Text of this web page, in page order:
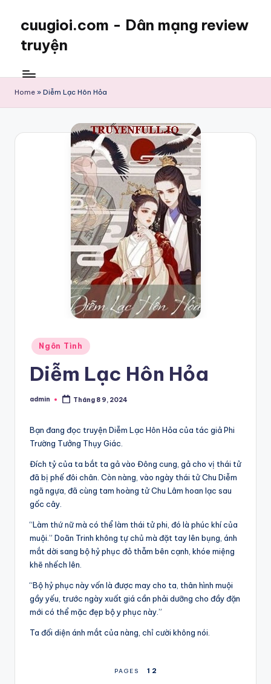
cuugioi.com - Dân mạng review
truyện
Home » Diễm Lạc Hôn Hỏa
Posted
in
Ngôn Tình
Diễm Lạc Hôn Hỏa
Posted
admin Tháng 8 9, 2024
Bạn đang đọc truyện Diễm Lạc Hôn Hỏa của tác giả Phi
Trường Tưởng Thụy Giác.
Đích tỷ của ta bắt ta gả vào Đông cung, gả cho vị thái tử
đã bị phế đôi chân. Còn nàng, vào ngày thái tử Chu Diễm
ngã ngựa, đã cùng tam hoàng tử Chu Lâm hoan lạc sau
gốc cây.
“Làm thứ nữ mà có thể làm thái tử phi, đó là phúc khí của
muội.” Doãn Trinh không tự chủ mà đặt tay lên bụng, ánh
mắt dời sang bộ hỷ phục đỏ thẫm bên cạnh, khóe miệng
khẽ nhếch lên.
“Bộ hỷ phục này vốn là được may cho ta, thân hình muội
gầy yếu, trước ngày xuất giá cần phải dưỡng cho đầy đặn
mới có thể mặc đẹp bộ y phục này.”
Ta đối diện ánh mắt của nàng, chỉ cười không nói.
PAGES 1 2